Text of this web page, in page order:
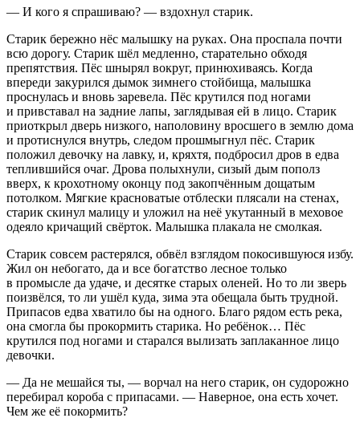
— И кого я спрашиваю? — вздохнул старик.
Старик бережно нёс малышку на руках. Она проспала почти
всю дорогу. Старик шёл медленно, старательно обходя
препятствия. Пёс шнырял вокруг, принюхиваясь. Когда
впереди закурился дымок зимнего стойбища, малышка
проснулась и вновь заревела. Пёс крутился под ногами
и привставал на задние лапы, заглядывая ей в лицо. Старик
приоткрыл дверь низкого, наполовину вросшего в землю дома
и протиснулся внутрь, следом прошмыгнул пёс. Старик
положил девочку на лавку, и, кряхтя, подбросил дров в едва
теплившийся очаг. Дрова полыхнули, сизый дым пополз
вверх, к крохотному оконцу под закопчённым дощатым
потолком. Мягкие красноватые отблески плясали на стенах,
старик скинул малицу и уложил на неё укутанный в меховое
одеяло кричащий свёрток. Малышка плакала не смолкая.
Старик совсем растерялся, обвёл взглядом покосившуюся избу.
Жил он небогато, да и все богатство лесное только
в промысле да удаче, и десятке старых оленей. Но то ли зверь
поизвёлся, то ли ушёл куда, зима эта обещала быть трудной.
Припасов едва хватило бы на одного. Благо рядом есть река,
она смогла бы прокормить старика. Но ребёнок… Пёс
крутился под ногами и старался вылизать заплаканное лицо
девочки.
— Да не мешайся ты, — ворчал на него старик, он судорожно
перебирал короба с припасами. — Наверное, она есть хочет.
Чем же её покормить?